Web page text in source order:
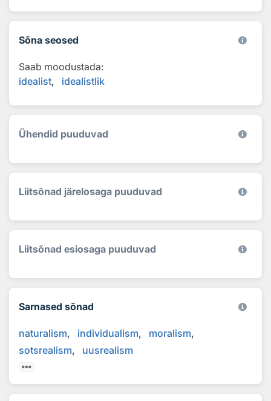
Sõna seosed
Saab moodustada:
idealist
idealistlik
Ühendid puuduvad
Liitsõnad järelosaga puuduvad
Liitsõnad esiosaga puuduvad
Sarnased sõnad
naturalism individualism
moralism
sotsrealism
uusrealism